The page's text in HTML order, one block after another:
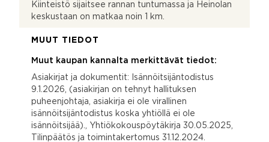
Kiinteistö sijaitsee rannan tuntumassa ja Heinolan
keskustaan on matkaa noin 1 km.
MUUT TIEDOT
Muut kaupan kannalta merkittävät tiedot:
Asiakirjat ja dokumentit: Isännöitsijäntodistus
9.1.2026, (asiakirjan on tehnyt hallituksen
puheenjohtaja, asiakirja ei ole virallinen
isännöitsijäntodistus koska yhtiöllä ei ole
isännöitsijää)., Yhtiökokouspöytäkirja 30.05.2025,
Tilinpäätös ja toimintakertomus 31.12.2024.